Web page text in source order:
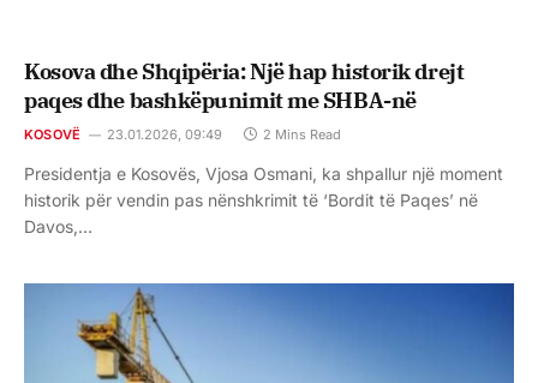
Kosova dhe Shqipëria: Një hap historik drejt
paqes dhe bashkëpunimit me SHBA-në
KOSOVË 23.01.2026, 09:49 2 Mins Read
Presidentja e Kosovës, Vjosa Osmani, ka shpallur një moment
historik për vendin pas nënshkrimit të ‘Bordit të Paqes’ në
Davos,…